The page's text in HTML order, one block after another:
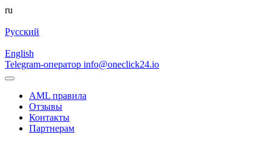
ru
Русский
English
Telegram-оператор info@oneclick24.io
AML правила
Отзывы
Контакты
Партнерам